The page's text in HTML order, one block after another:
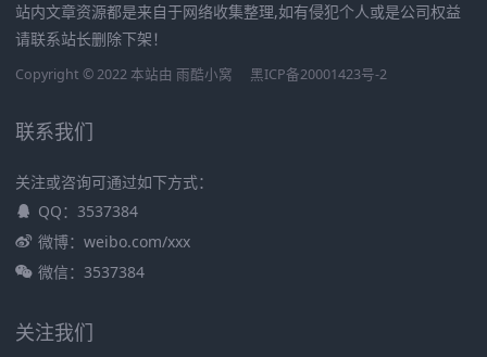
站内文章资源都是来自于网络收集整理,如有侵犯个人或是公司权益
请联系站长删除下架！
Copyright © 2022 本站由 雨酷小窝 黑ICP备20001423号-2
联系我们
关注或咨询可通过如下方式：
QQ：3537384
微博：weibo.com/xxx
微信：3537384
关注我们